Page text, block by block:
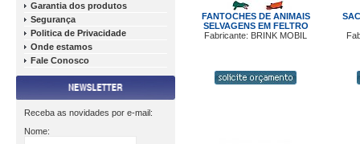
Garantia dos produtos
Segurança
Politica de Privacidade
Onde estamos
Fale Conosco
Receba as novidades por e-mail:
Nome:
FANTOCHES DE ANIMAIS
SELVAGENS EM FELTRO
Fabricante: BRINK MOBIL